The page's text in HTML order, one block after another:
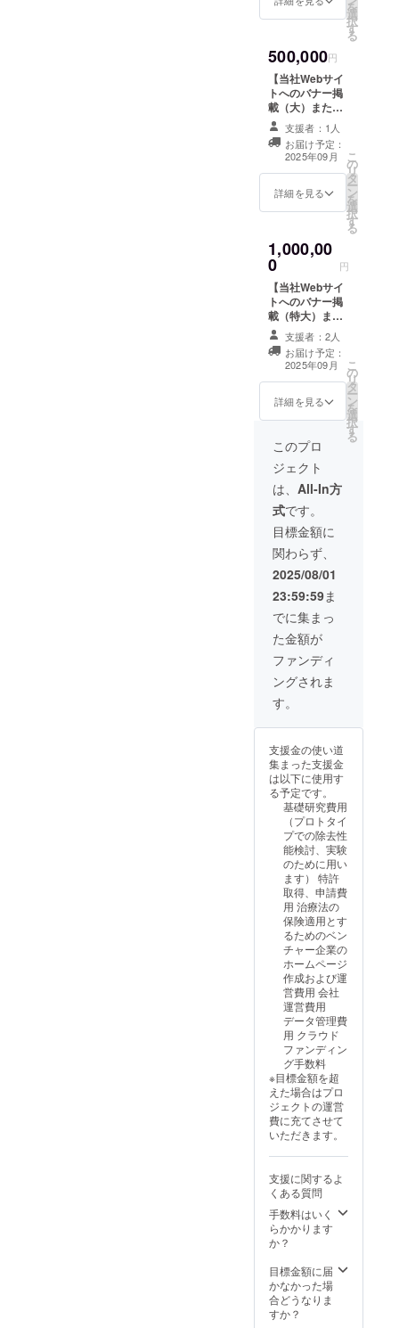
ページへの登録
をさせていただ
報告書（年2回発
行/PDF）をお送
りいたします。
・初回は2025
年12月、2回目
は2026年６月予
定です。 ●zoom
報告会or対面報
告会に参加でき
ます。 ・日
時：2025年12月
頃 ・場所：東
滞在費（対面報
告会の場合）：
支援者様の交通
費や滞在費は各
自でご負担くだ
さい。 ・支援
者様との連絡方
法：詳細はメー
ルでご連絡いた
します。
※ただし掲載でき
ない業種/職種/個
人名がありま
す。 ※備考欄へ
ご希望をご記入
ください。 ●お
礼のメールをお
送りします。 ●
感謝状（郵送）
をお送りします
●定期報告非公開
ページへの登録
をさせていただ
報告書（年2回発
行/PDF）をお送
りいたします。
・初回は2025
年12月、2回目
は2026年６月予
定です。 ●zoom
報告会or対面報
告会に参加でき
ます。 ・日
時：2025年12月
頃 ・場所：東
滞在費（対面報
告会の場合）：
支援者様の交通
費や滞在費は各
自でご負担くだ
さい。 ・支援
者様との連絡方
法：詳細はメー
ルでご連絡いた
します。
を
選
択
す
る
500,000円
【当社Webサイ
トへのバナー掲
載（大）または
論文謝辞へお名
前を記載】 ●ご
希望により当社
Webサイトへの
バナー掲載
（大）または論
※ただし掲載でき
ない業種/職種/個
人名がありま
す。 ※備考欄へ
ご希望をご記入
ください。 ●お
礼のメールをお
送りします。 ●
感謝状（郵送）
をお送りしま
す。 ●定期報告
の登録をさせて
いただきます。
●定期報告書（年
2回発行/PDF）
をお送りいたし
ます。 ・ 初回
は2025年12月、
2回目は2026年
６月予定です。
●zoom報告会or
対面報告会に参
加できます。
・日時：2025
年12月頃 ・場
所：東京都内
・支援者様の
交通費や滞在費
（対面報告会の
場合）：支援者
様の交通費や滞
在費は各自でご
負担ください。
細はメールでご
連絡いたしま
す。
支援者：1人
お届け予定：
2025年09月
詳細を見る
こ
の
リ
タ
ー
ン
を
選
択
す
る
1,000,00
0 円
【当社Webサイ
トへのバナー掲
載（特大）また
は論文謝辞へお
名前を記載】 ●
ご希望により当
社Webサイトへ
のバナー掲載
（特大）または
す。 ※ただし掲
職種/個人名があ
ります。 ※備考
欄へご希望をご
記入ください。
●お礼のメールを
お送りします。
●感謝状（郵送）
をお送りします
ページへの登録
をさせていただ
きます。 ●定期
報告書（年2回発
行/PDF）をお送
・初回は2025
年12月、2回目
は2026年６月予
定です。 ●zoom
報告会or対面報
告会に参加でき
ます。 ・日
時：2025年12月
頃 ・場所：東
京都内 ・支援
者様の交通費や
滞在費（対面報
告会の場合）：
支援者様の交通
費や滞在費は各
自でご負担くだ
さい。 ・支援
者様との連絡方
法：詳細はメー
ルでご連絡いた
します。
支援者：2人
お届け予定：
2025年09月
詳細を見る
こ
の
リ
タ
ー
ン
を
選
択
す
る
このプロ
ジェクト
は、 All-In方
式です。
目標金額に
関わらず、
2025/08/01
23:59:59ま
でに集まっ
た金額が
ファンディ
ングされま
す。
支援金の使い道
集まった支援金
は以下に使用す
る予定です。
基礎研究費用
（プロトタイ
プでの除去性
能検討、実験
のために用い
ます） 特許
取得、申請費
用 治療法の
保険適用とす
るためのベン
チャー企業の
ホームページ
作成および運
営費用 会社
運営費用
データ管理費
用 クラウド
ファンディン
グ手数料
※目標金額を超
えた場合はプロ
ジェクトの運営
費に充てさせて
いただきます。
支援に関するよ
くある質問
手数料はいく
らかかります
か？
目標金額に届
かなかった場
合どうなりま
すか？